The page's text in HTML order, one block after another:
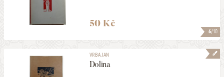
6/10
50 Kč
VRBA JAN
Dolina